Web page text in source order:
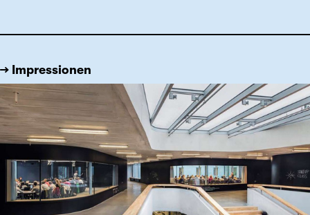
→ Impressionen